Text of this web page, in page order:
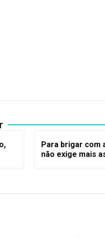
Para brigar com
não exige mais